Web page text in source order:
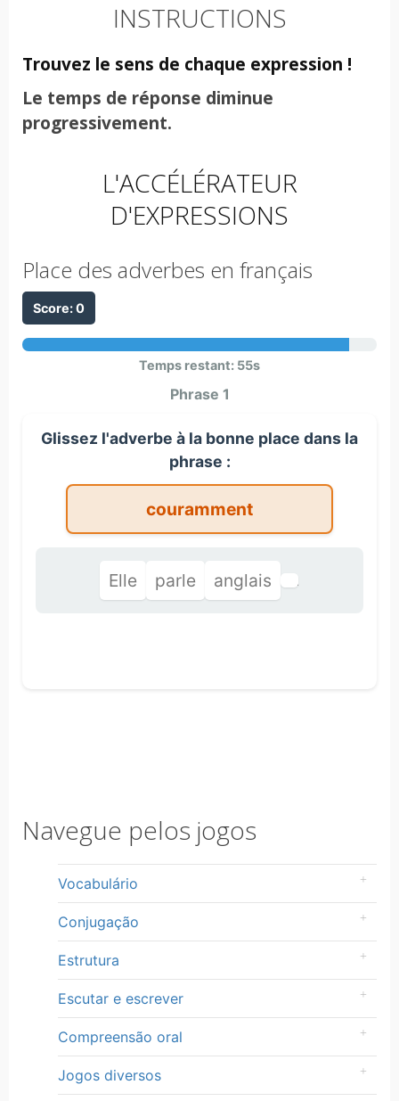
INSTRUCTIONS
Trouvez le sens de chaque expression !
Le temps de réponse diminue
progressivement.
L'ACCÉLÉRATEUR
D'EXPRESSIONS
Place des adverbes en français
Score:0
Temps restant: 55s
Phrase 1
Glissez l'adverbe à la bonne place dans la
phrase :
couramment
Elle parle anglais .
Navegue pelos jogos
Vocabulário
Conjugação
Estrutura
Escutar e escrever
Compreensão oral
Jogos diversos